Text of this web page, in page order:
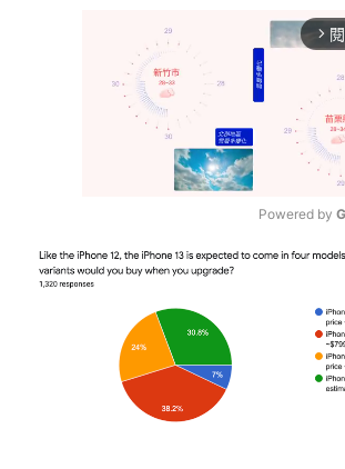
arrow_forward_ios
Powered by